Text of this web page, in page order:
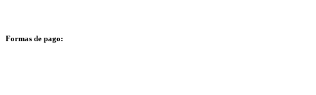
Formas de pago: